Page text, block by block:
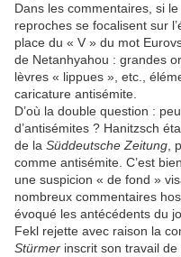
Dans les commentaires, si
reproches se focalisent sur
place du « V » du mot
de Netanhyahou : grandes
lèvres « lippues », etc.,
caricature antisémite.
D’où la double question :
d’antisémites ? Hanitzsch
de la Süddeutsche Zeitung ,
comme antisémite. C’est
une suspicion « de fond »
nombreux commentaires
évoqué les antécédents du
Fekl rejette avec raison la
Stürmer inscrit son travail